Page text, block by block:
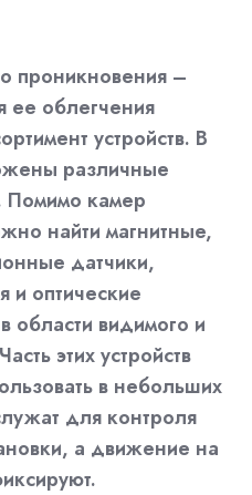
проникновения –
ее облегчения
устройств. В
различные
Помимо камер
найти магнитные,
датчики,
и оптические
области видимого и
этих устройств
в небольших
для контроля
а движение на